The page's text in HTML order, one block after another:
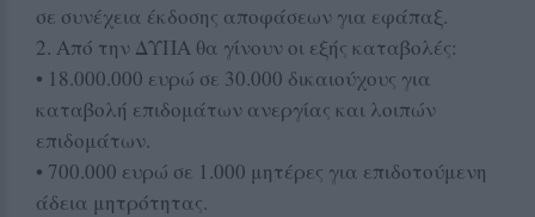
σε συνέχεια έκδοσης αποφάσεων για εφάπαξ.
2. Από την ΔΥΠΑ θα γίνουν οι εξής καταβολές:
• 18.000.000 ευρώ σε 30.000 δικαιούχους για
καταβολή επιδομάτων ανεργίας και λοιπών
επιδομάτων.
• 700.000 ευρώ σε 1.000 μητέρες για επιδοτούμενη
άδεια μητρότητας.